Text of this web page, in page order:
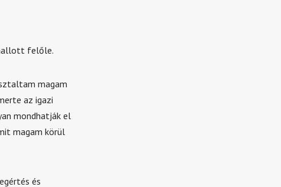
felőle.
magam
az igazi
mondhatják el
magam körül
és